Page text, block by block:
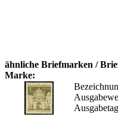
ähnliche Briefmarken /
Marke: